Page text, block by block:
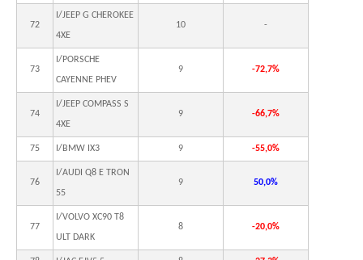
72
I/JEEP G CHEROKEE
4XE
10 -
73
I/PORSCHE
CAYENNE PHEV
9 -72,7%
74
I/JEEP COMPASS S
4XE
9 -66,7%
75 I/BMW IX3 9 -55,0%
76
I/AUDI Q8 E TRON
55
9 50,0%
77
I/VOLVO XC90 T8
ULT DARK
8 -20,0%